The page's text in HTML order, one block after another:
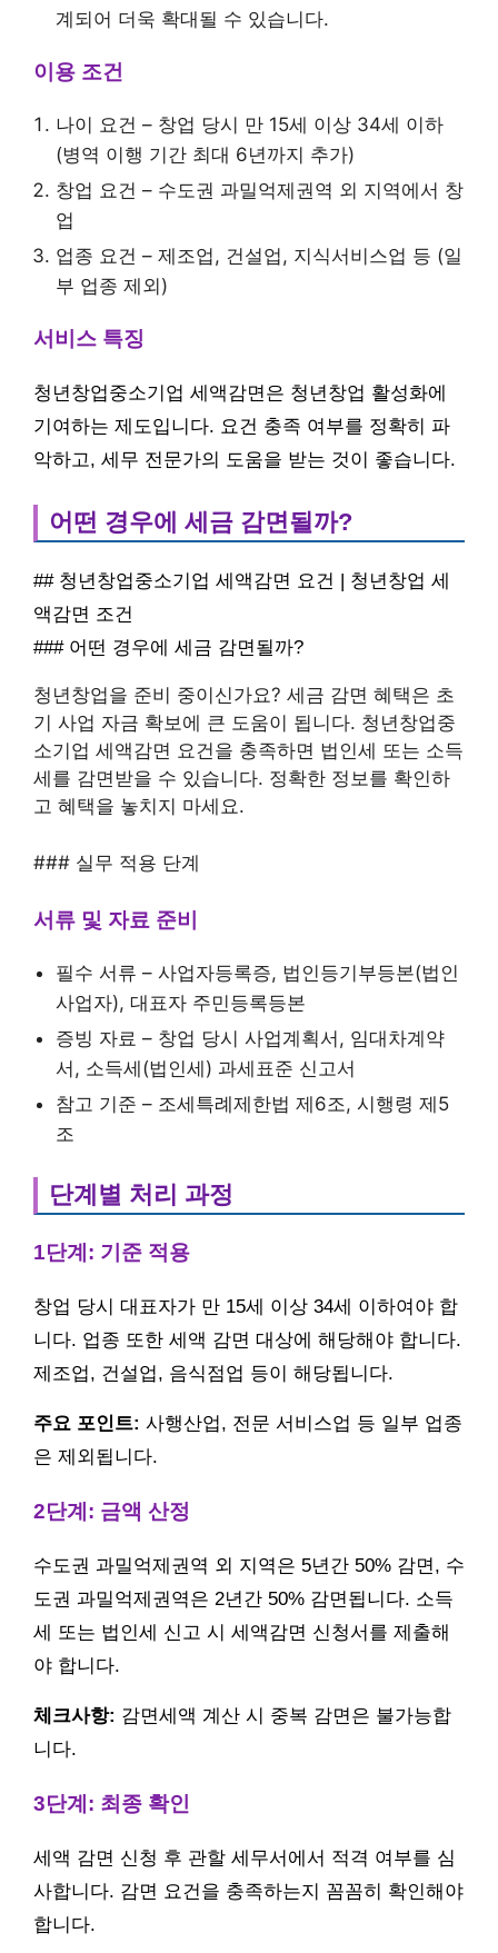
계되어 더욱 확대될 수 있습니다.
이용 조건
나이 요건 – 창업 당시 만 15세 이상 34세 이하
(병역 이행 기간 최대 6년까지 추가)
창업 요건 – 수도권 과밀억제권역 외 지역에서 창
업
업종 요건 – 제조업, 건설업, 지식서비스업 등 (일
부 업종 제외)
서비스 특징
청년창업중소기업 세액감면은 청년창업 활성화에
기여하는 제도입니다. 요건 충족 여부를 정확히 파
악하고, 세무 전문가의 도움을 받는 것이 좋습니다.
어떤 경우에 세금 감면될까?
## 청년창업중소기업 세액감면 요건 | 청년창업 세
액감면 조건
### 어떤 경우에 세금 감면될까?
청년창업을 준비 중이신가요? 세금 감면 혜택은 초
기 사업 자금 확보에 큰 도움이 됩니다. 청년창업중
소기업 세액감면 요건을 충족하면 법인세 또는 소득
세를 감면받을 수 있습니다. 정확한 정보를 확인하
고 혜택을 놓치지 마세요.
### 실무 적용 단계
서류 및 자료 준비
필수 서류 – 사업자등록증, 법인등기부등본(법인
사업자), 대표자 주민등록등본
증빙 자료 – 창업 당시 사업계획서, 임대차계약
서, 소득세(법인세) 과세표준 신고서
참고 기준 – 조세특례제한법 제6조, 시행령 제5
조
단계별 처리 과정
1단계: 기준 적용
창업 당시 대표자가 만 15세 이상 34세 이하여야 합
니다. 업종 또한 세액 감면 대상에 해당해야 합니다.
제조업, 건설업, 음식점업 등이 해당됩니다.
주요 포인트: 사행산업, 전문 서비스업 등 일부 업종
은 제외됩니다.
2단계: 금액 산정
수도권 과밀억제권역 외 지역은 5년간 50% 감면, 수
도권 과밀억제권역은 2년간 50% 감면됩니다. 소득
세 또는 법인세 신고 시 세액감면 신청서를 제출해
야 합니다.
체크사항: 감면세액 계산 시 중복 감면은 불가능합
니다.
3단계: 최종 확인
세액 감면 신청 후 관할 세무서에서 적격 여부를 심
사합니다. 감면 요건을 충족하는지 꼼꼼히 확인해야
합니다.